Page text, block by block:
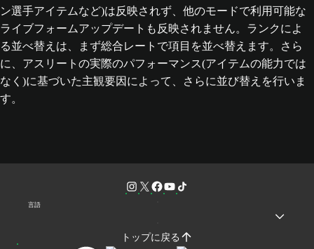
ン選手アイテムなど)は反映されず、他のモードで利用可能な
ライブフォームアップデートも反映されません。ランクによ
る並べ替えは、まず総合レートで項目を並べ替えます。さら
に、アスリートの実際のパフォーマンス(アイテムの能力では
なく)に基づいた主観要因によって、さらに並び替えを行いま
す。
言語
トップに戻る